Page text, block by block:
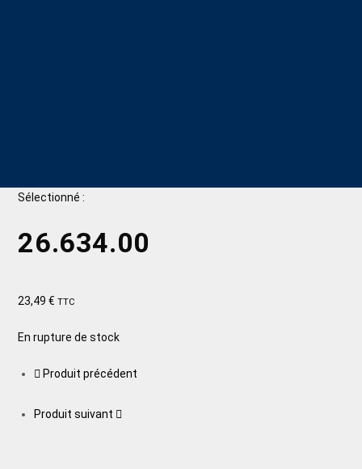
Sélectionné :
26.634.00
23,49€ TTC
En rupture de stock
Produit précédent
Produit suivant